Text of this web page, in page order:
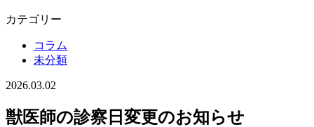
カテゴリー
コラム
未分類
2026.03.02
獣医師の診察日変更のお知らせ